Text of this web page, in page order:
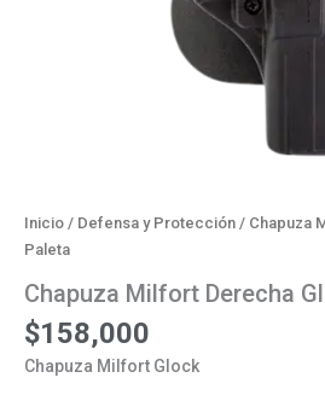
Inicio / Defensa y Protección / Chapuza
Paleta
Chapuza Milfort Derecha
$158,000
Chapuza Milfort Glock